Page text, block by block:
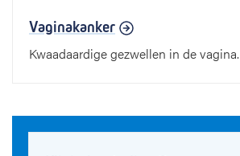
Vaginakanker
Kwaadaardige gezwellen in de vagina.